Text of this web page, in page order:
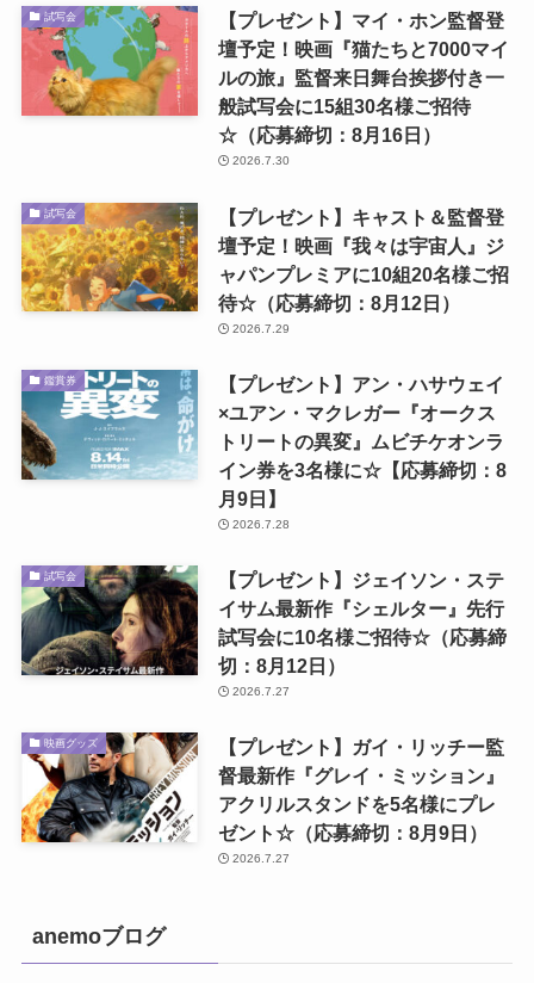
試写会
【プレゼント】マイ・ホン監督登
壇予定！映画『猫たちと7000マイ
ルの旅』監督来日舞台挨拶付き一
般試写会に15組30名様ご招待
☆（応募締切：8月16日）
2026.7.30
試写会
【プレゼント】キャスト＆監督登
壇予定！映画『我々は宇宙人』ジ
ャパンプレミアに10組20名様ご招
待☆（応募締切：8月12日）
2026.7.29
鑑賞券
【プレゼント】アン・ハサウェイ
×ユアン・マクレガー『オークス
トリートの異変』ムビチケオンラ
イン券を3名様に☆【応募締切：8
月9日】
2026.7.28
試写会
【プレゼント】ジェイソン・ステ
イサム最新作『シェルター』先行
試写会に10名様ご招待☆（応募締
切：8月12日）
2026.7.27
映画グッズ
【プレゼント】ガイ・リッチー監
督最新作『グレイ・ミッション』
アクリルスタンドを5名様にプレ
ゼント☆（応募締切：8月9日）
2026.7.27
anemoブログ